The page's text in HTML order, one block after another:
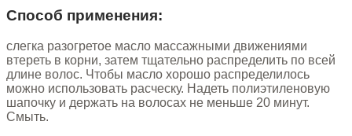
Способ применения:
слегка разогретое масло массажными движениями
втереть в корни, затем тщательно распределить по всей
длине волос. Чтобы масло хорошо распределилось
можно использовать расческу. Надеть полиэтиленовую
шапочку и держать на волосах не меньше 20 минут.
Смыть.